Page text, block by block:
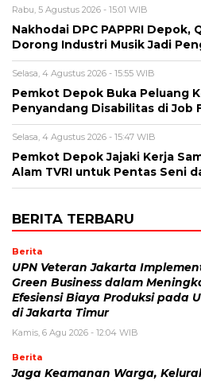
Rabu, 5 Agustus 2026 - 15:01 WIB
Nakhodai DPC PAPPRI Depok,
Dorong Industri Musik Jadi
Selasa, 4 Agustus 2026 - 15:55 WIB
Pemkot Depok Buka Peluang
Penyandang Disabilitas di Job
Selasa, 4 Agustus 2026 - 15:47 WIB
Pemkot Depok Jajaki Kerja
Alam TVRI untuk Pentas Seni
BERITA TERBARU
Berita
UPN Veteran Jakarta
Green Business dalam
Efesiensi Biaya Produksi pada
di Jakarta Timur
Kamis, 6 Agu 2026 - 12:04 WIB
Berita
Jaga Keamanan Warga,